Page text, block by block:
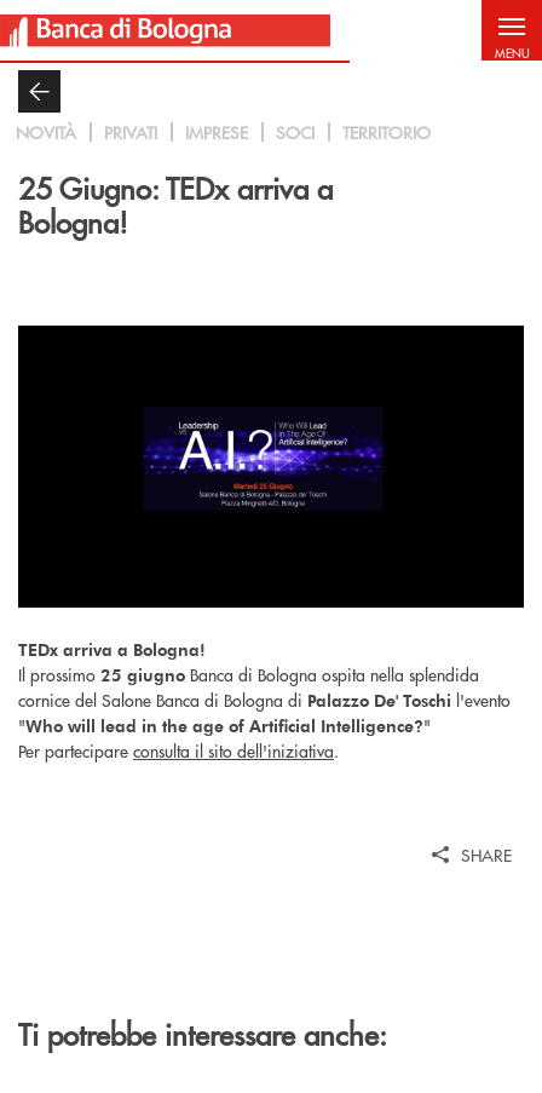
Salta al contenuto principale
MENU
NOVITÀ PRIVATI IMPRESE SOCI TERRITORIO
25 Giugno: TEDx arriva a
Bologna!
TEDx arriva a Bologna!
Il prossimo 25 giugno Banca di Bologna ospita nella splendida
cornice del Salone Banca di Bologna di Palazzo De' Toschi l'evento
"Who will lead in the age of Artificial Intelligence?"
Per partecipare consulta il sito dell'iniziativa.
SHARE
Ti potrebbe interessare anche: